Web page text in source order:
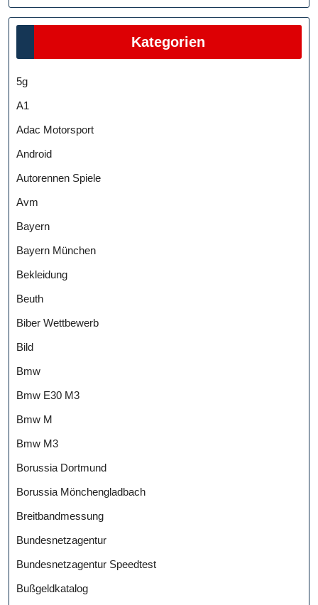
Kategorien
5g
A1
Adac Motorsport
Android
Autorennen Spiele
Avm
Bayern
Bayern München
Bekleidung
Beuth
Biber Wettbewerb
Bild
Bmw
Bmw E30 M3
Bmw M
Bmw M3
Borussia Dortmund
Borussia Mönchengladbach
Breitbandmessung
Bundesnetzagentur
Bundesnetzagentur Speedtest
Bußgeldkatalog